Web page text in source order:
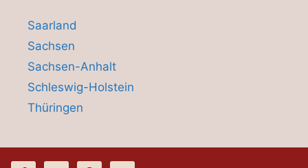
Saarland
Sachsen
Sachsen-Anhalt
Schleswig-Holstein
Thüringen